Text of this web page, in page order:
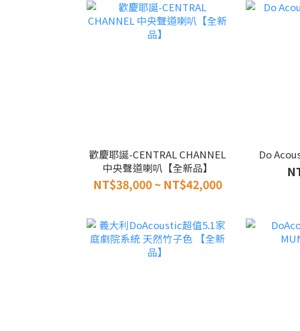
歡慶耶誕-CENTRAL CHANNEL
中央聲道喇叭【全新品】
NT$38,000 ~ NT$42,000
Do